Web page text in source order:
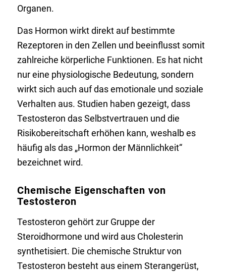
Organen.
Das Hormon wirkt direkt auf bestimmte
Rezeptoren in den Zellen und beeinflusst somit
zahlreiche körperliche Funktionen. Es hat nicht
nur eine physiologische Bedeutung, sondern
wirkt sich auch auf das emotionale und soziale
Verhalten aus. Studien haben gezeigt, dass
Testosteron das Selbstvertrauen und die
Risikobereitschaft erhöhen kann, weshalb es
häufig als das „Hormon der Männlichkeit“
bezeichnet wird.
Chemische Eigenschaften von
Testosteron
Testosteron gehört zur Gruppe der
Steroidhormone und wird aus Cholesterin
synthetisiert. Die chemische Struktur von
Testosteron besteht aus einem Sterangerüst,